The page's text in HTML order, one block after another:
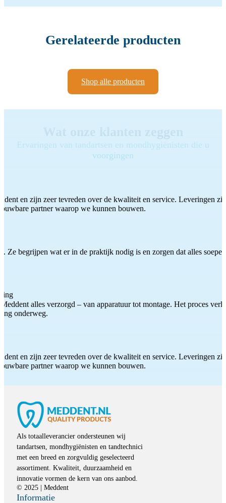
Gerelateerde producten
Shop alle producten
Ervaringen van tandartsen en mondhygiënisten die u
voorgingen
en zijn zeer tevreden over de kwaliteit en service. Leveringen
partner waarop we kunnen bouwen.
Ze begrijpen wat er in de praktijk nodig is en zorgen dat alles
alles verzorgd – van apparatuur tot montage. Het proces
onderweg.
en zijn zeer tevreden over de kwaliteit en service. Leveringen
partner waarop we kunnen bouwen.
Als totaalleverancier ondersteunen wij
tandartsen, mondhygiënisten en tandtechnici
met een breed en zorgvuldig geselecteerd
assortiment. Kwaliteit, duurzaamheid en
innovatie vormen de kern van ons aanbod.
© 2025 | Meddent
Informatie